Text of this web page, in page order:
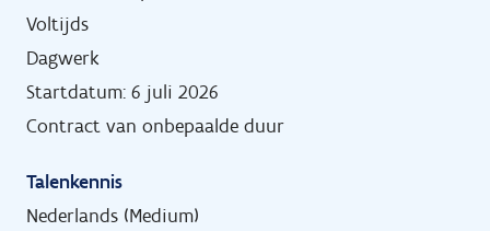
Voltijds
Dagwerk
Startdatum: 6 juli 2026
Contract van onbepaalde duur
Talenkennis
Nederlands (Medium)